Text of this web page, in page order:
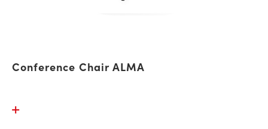
Conference Chair ALMA